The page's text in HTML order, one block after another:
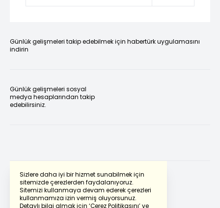
Sizlere daha iyi bir hizmet sunabilmek için
sitemizde çerezlerden faydalanıyoruz.
Sitemizi kullanmaya devam ederek çerezleri
kullanmamıza izin vermiş oluyorsunuz.
Detaylı bilgi almak için ‘Çerez Politikasını’ve
Günlük gelişmeleri takip edebilmek için habertürk uygulamasını
indirin
Günlük gelişmeleri sosyal
medya hesaplarından takip
edebilirsiniz.
Powered by Translate